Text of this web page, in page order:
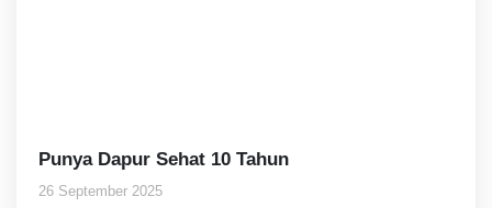
Punya Dapur Sehat 10 Tahun
26 September 2025